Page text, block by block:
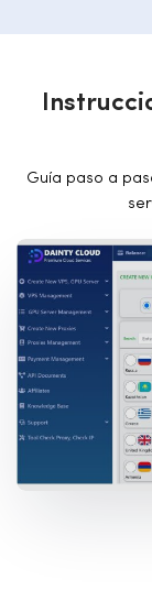
Instrucci
Guía paso a